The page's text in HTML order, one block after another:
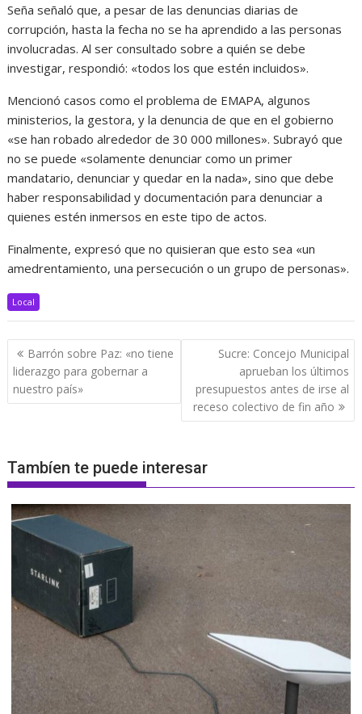
Seña señaló que, a pesar de las denuncias diarias de
corrupción, hasta la fecha no se ha aprendido a las personas
involucradas. Al ser consultado sobre a quién se debe
investigar, respondió: «todos los que estén incluidos».
Mencionó casos como el problema de EMAPA, algunos
ministerios, la gestora, y la denuncia de que en el gobierno
«se han robado alrededor de 30 000 millones». Subrayó que
no se puede «solamente denunciar como un primer
mandatario, denunciar y quedar en la nada», sino que debe
haber responsabilidad y documentación para denunciar a
quienes estén inmersos en este tipo de actos.
Finalmente, expresó que no quisieran que esto sea «un
amedrentamiento, una persecución o un grupo de personas».
Local
Navegación
de
entradas
Barrón sobre Paz: «no tiene
liderazgo para gobernar a
nuestro país»
Sucre: Concejo Municipal
aprueban los últimos
presupuestos antes de irse al
receso colectivo de fin año
Tambíen te puede interesar